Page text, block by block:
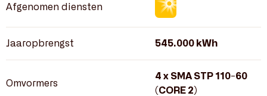
Afgenomen diensten
Jaaropbrengst 545.000 kWh
Omvormers
4 x SMA STP 110-60
(CORE 2)